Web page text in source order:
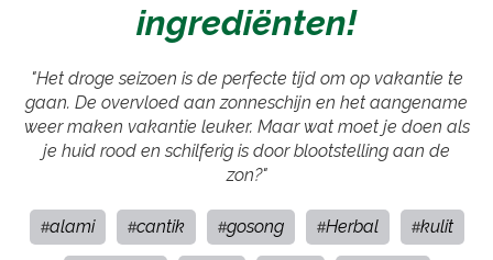
ingrediënten!
"Het droge seizoen is de perfecte tijd om op vakantie te
gaan. De overvloed aan zonneschijn en het aangename
weer maken vakantie leuker. Maar wat moet je doen als
je huid rood en schilferig is door blootstelling aan de
zon?"
#alami #cantik #gosong #Herbal #kulit